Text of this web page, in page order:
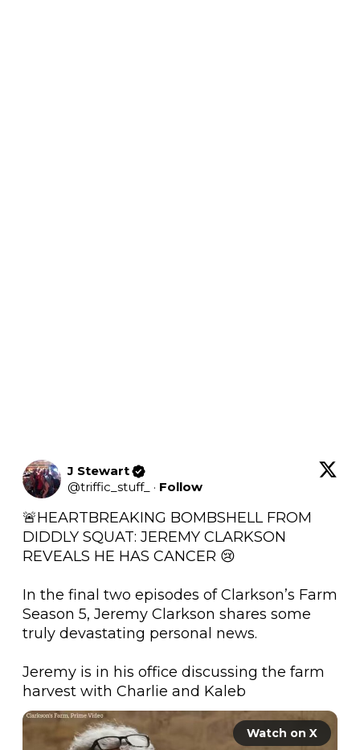
J Stewart
@triffic_stuff_ · Follow
🚨HEARTBREAKING BOMBSHELL FROM
DIDDLY SQUAT: JEREMY CLARKSON
REVEALS HE HAS CANCER 😢
In the final two episodes of Clarkson’s Farm
Season 5, Jeremy Clarkson shares some
truly devastating personal news.
Jeremy is in his office discussing the farm
harvest with Charlie and Kaleb
Watch on X